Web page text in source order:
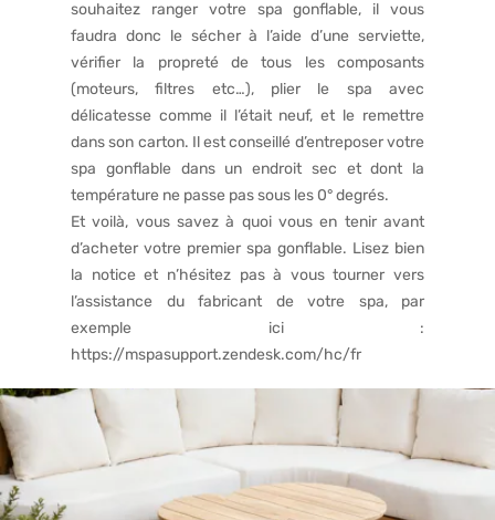
souhaitez ranger votre spa gonflable, il vous
faudra donc le sécher à l’aide d’une serviette,
vérifier la propreté de tous les composants
(moteurs, filtres etc…), plier le spa avec
délicatesse comme il l’était neuf, et le remettre
dans son carton. Il est conseillé d’entreposer votre
spa gonflable dans un endroit sec et dont la
température ne passe pas sous les 0° degrés.
Et voilà, vous savez à quoi vous en tenir avant
d’acheter votre premier spa gonflable. Lisez bien
la notice et n’hésitez pas à vous tourner vers
l’assistance du fabricant de votre spa, par
exemple ici :
https://mspasupport.zendesk.com/hc/fr